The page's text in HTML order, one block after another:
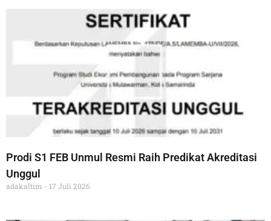
Prodi S1 FEB Unmul Resmi Raih Predikat Akreditasi
Unggul
adakaltim 17 Juli 2026